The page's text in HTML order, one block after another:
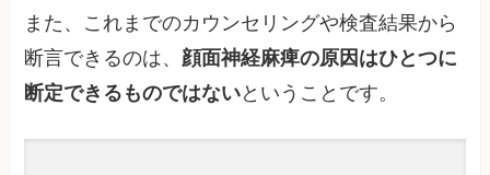
また、これまでのカウンセリングや検査結果から
断言できるのは、 顔面神経麻痺の原因はひとつに
断定できるものではないということです。